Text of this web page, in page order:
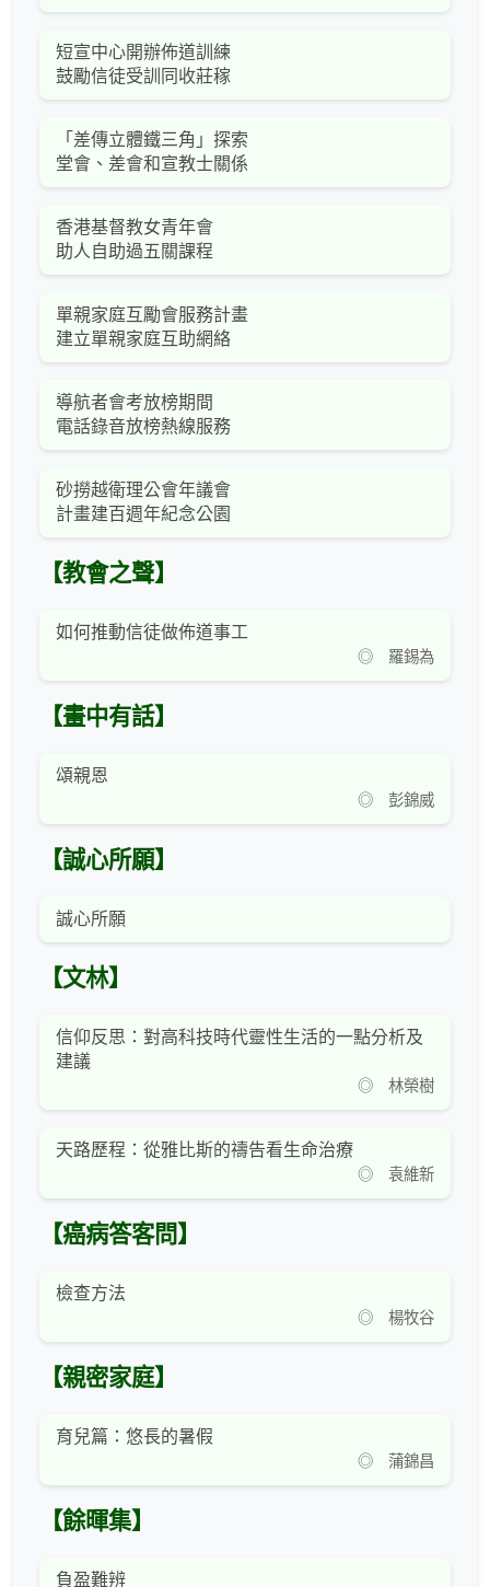
短宣中心開辦佈道訓練
鼓勵信徒受訓同收莊稼
「差傳立體鐵三角」探索
堂會、差會和宣教士關係
香港基督教女青年會
助人自助過五關課程
單親家庭互勵會服務計畫
建立單親家庭互助網絡
導航者會考放榜期間
電話錄音放榜熱線服務
砂撈越衛理公會年議會
計畫建百週年紀念公園
【教會之聲】
如何推動信徒做佈道事工
◎ 羅錫為
【畫中有話】
頌親恩
◎ 彭錦威
【誠心所願】
誠心所願
【文林】
信仰反思：對高科技時代靈性生活的一點分析及
建議
◎ 林榮樹
天路歷程：從雅比斯的禱告看生命治療
◎ 袁維新
【癌病答客問】
檢查方法
◎ 楊牧谷
【親密家庭】
育兒篇：悠長的暑假
◎ 蒲錦昌
【餘暉集】
負盈難辨